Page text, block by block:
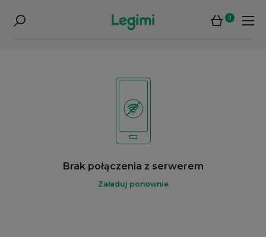
0
Brak połączenia z serwerem
Załaduj ponownie